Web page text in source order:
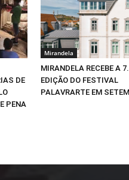
DE
PENA
Mirandela
MIRANDELA RECEBE A
EDIÇÃO DO FESTIVAL
PALAVRARTE EM